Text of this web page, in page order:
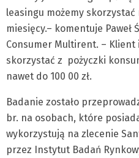
leasingu możemy
miesięcy.– komentuje
Consumer Multirent. –
skorzystać z pożyczki
nawet do 100 00 zł.
Badanie zostało
br. na osobach, które
wykorzystują na zlecenie
przez Instytut Badań